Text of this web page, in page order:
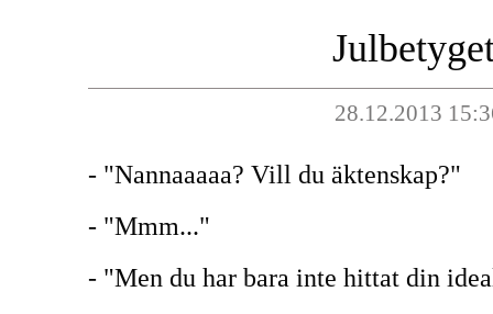
28.12.2013
- "Nannaaaaa? Vill du äktenskap?"
- "Mmm..."
- "Men du har bara inte hittat din